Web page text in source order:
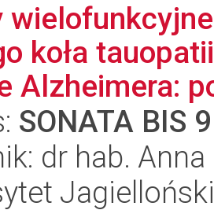
koła
Alzheimera:
SONATA BIS 9
dr hab.